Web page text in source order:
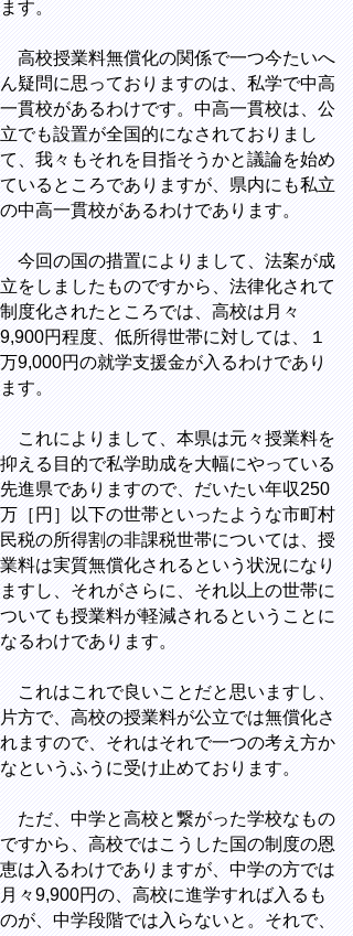
ます。
高校授業料無償化の関係で一つ今たいへ
ん疑問に思っておりますのは、私学で中高
一貫校があるわけです。中高一貫校は、公
立でも設置が全国的になされておりまし
て、我々もそれを目指そうかと議論を始め
ているところでありますが、県内にも私立
の中高一貫校があるわけであります。
今回の国の措置によりまして、法案が成
立をしましたものですから、法律化されて
制度化されたところでは、高校は月々
9,900円程度、低所得世帯に対しては、１
万9,000円の就学支援金が入るわけであり
ます。
これによりまして、本県は元々授業料を
抑える目的で私学助成を大幅にやっている
先進県でありますので、だいたい年収250
万［円］以下の世帯といったような市町村
民税の所得割の非課税世帯については、授
業料は実質無償化されるという状況になり
ますし、それがさらに、それ以上の世帯に
ついても授業料が軽減されるということに
なるわけであります。
これはこれで良いことだと思いますし、
片方で、高校の授業料が公立では無償化さ
れますので、それはそれで一つの考え方か
なというふうに受け止めております。
ただ、中学と高校と繋がった学校なもの
ですから、高校ではこうした国の制度の恩
恵は入るわけでありますが、中学の方では
月々9,900円の、高校に進学すれば入るも
のが、中学段階では入らないと。それで、